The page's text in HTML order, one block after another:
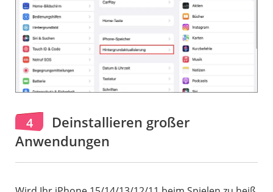
4
Deinstallieren großer
Anwendungen